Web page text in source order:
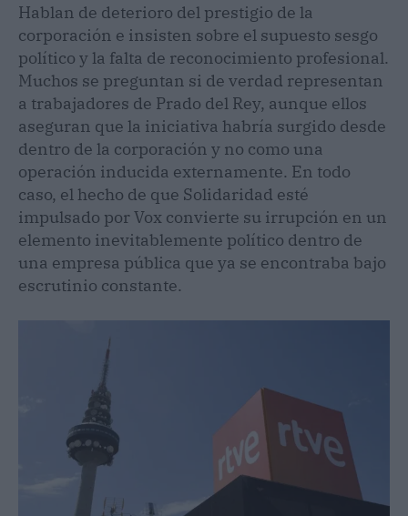
Hablan de deterioro del prestigio de la
corporación e insisten sobre el supuesto sesgo
político y la falta de reconocimiento profesional.
Muchos se preguntan si de verdad representan
a trabajadores de Prado del Rey, aunque ellos
aseguran que la iniciativa habría surgido desde
dentro de la corporación y no como una
operación inducida externamente. En todo
caso, el hecho de que Solidaridad esté
impulsado por Vox convierte su irrupción en un
elemento inevitablemente político dentro de
una empresa pública que ya se encontraba bajo
escrutinio constante.